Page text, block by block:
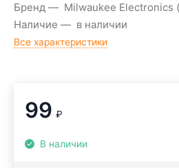
Бренд
Milwaukee
Наличие
в наличии
Все характеристики
99 ₽
В наличии